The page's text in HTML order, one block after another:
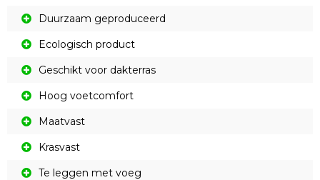
Duurzaam geproduceerd
Ecologisch product
Geschikt voor dakterras
Hoog voetcomfort
Maatvast
Krasvast
Te leggen met voeg